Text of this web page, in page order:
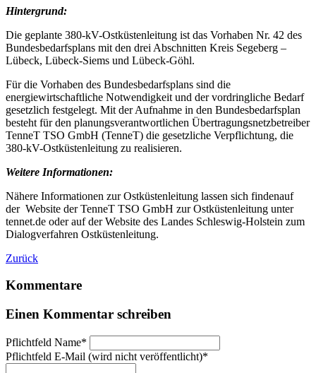
Hintergrund:
Die geplante 380-kV-Ostküstenleitung ist das Vorhaben Nr. 42 des
Bundesbedarfsplans mit den drei Abschnitten Kreis Segeberg –
Lübeck, Lübeck-Siems und Lübeck-Göhl.
Für die Vorhaben des Bundesbedarfsplans sind die
energiewirtschaftliche Notwendigkeit und der vordringliche Bedarf
gesetzlich festgelegt. Mit der Aufnahme in den Bundesbedarfsplan
besteht für den planungsverantwortlichen Übertragungsnetzbetreiber
TenneT TSO GmbH (TenneT) die gesetzliche Verpflichtung, die
380-kV-Ostküstenleitung zu realisieren.
Weitere Informationen:
Nähere Informationen zur Ostküstenleitung lassen sich findenauf
der Website der TenneT TSO GmbH zur Ostküstenleitung unter
tennet.de oder auf der Website des Landes Schleswig-Holstein zum
Dialogverfahren Ostküstenleitung.
Zurück
Kommentare
Einen Kommentar schreiben
Pflichtfeld Name*
Pflichtfeld E-Mail (wird nicht veröffentlicht)*